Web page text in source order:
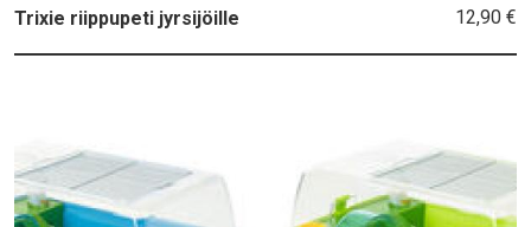
Trixie riippupeti jyrsijöille 12,90 €